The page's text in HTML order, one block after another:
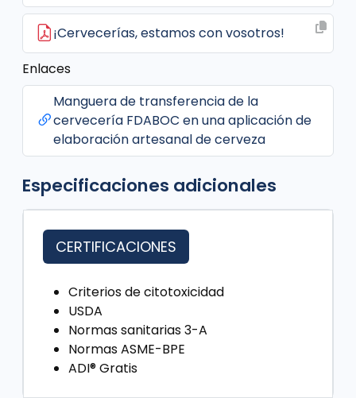
¡Cervecerías, estamos con vosotros!
Enlaces
Manguera de transferencia de la
cervecería FDABOC en una aplicación de
elaboración artesanal de cerveza
Especificaciones adicionales
CERTIFICACIONES
Criterios de citotoxicidad
USDA
Normas sanitarias 3-A
Normas ASME-BPE
ADI® Gratis